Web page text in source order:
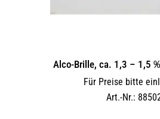
Alco-Brille, ca. 1,3 – 1,5
Für Preise bitte
Art.-Nr.: